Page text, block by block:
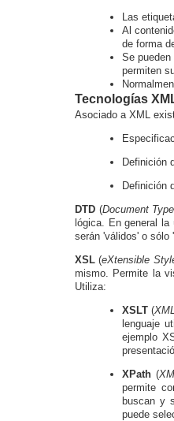
Las
Al
de forma
Se
permiten
Tecnologías
Asociado a XML
Definición
Definición
DTD (Document
lógica. En general la
serán 'válidos' o sólo
XSL (eXtensible
mismo. Permite la
Utiliza:
XSLT (
lenguaje
ejemplo
XPath (
permite
buscan y
puede